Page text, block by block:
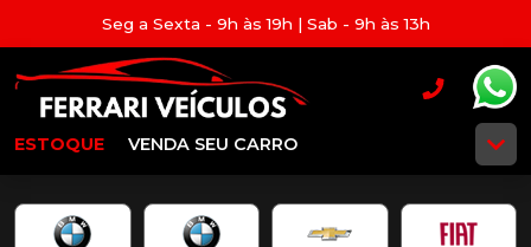
Seg a Sexta - 9h às 19h | Sab - 9h às 13h
ESTOQUE VENDA SEU CARRO